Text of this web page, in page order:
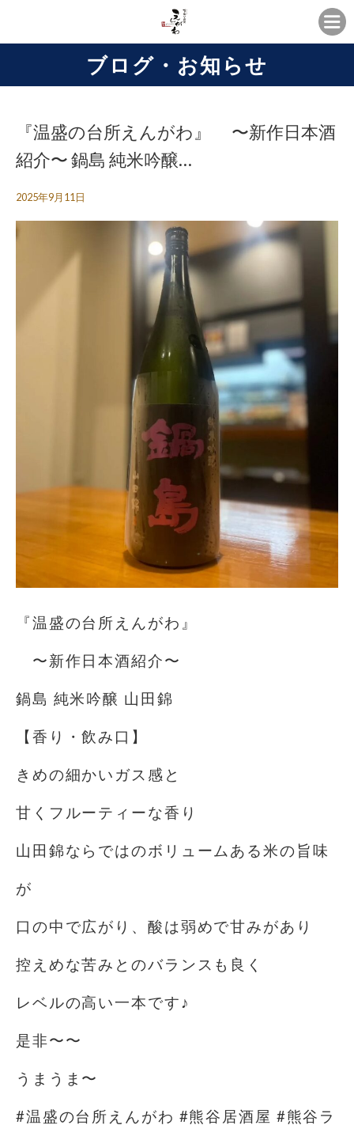
ブログ・お知らせ
『温盛の台所えんがわ』 〜新作日本酒
紹介〜 鍋島 純米吟醸…
2025年9月11日
『温盛の台所えんがわ』
〜新作日本酒紹介〜
鍋島 純米吟醸 山田錦
【香り・飲み口】
きめの細かいガス感と
甘くフルーティーな香り
山田錦ならではのボリュームある米の旨味
が
口の中で広がり、酸は弱めで甘みがあり
控えめな苦みとのバランスも良く
レベルの高い一本です♪
是非〜〜
うまうま〜
#温盛の台所えんがわ #熊谷居酒屋 #熊谷ラ